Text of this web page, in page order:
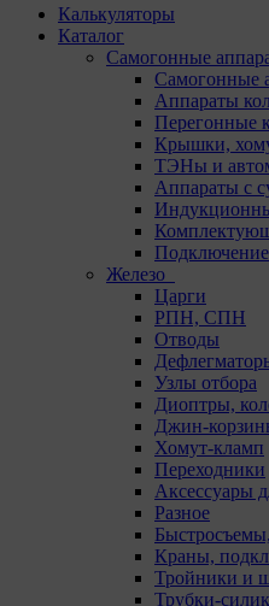
Калькуляторы
Каталог
Самогонные
Самогонные
Аппараты
Перегонные
Крышки,
ТЭНы и
Аппараты с
Подключение
Железо
Царги
РПН, СПН
Отводы
Узлы отбора
Диоптры,
Джин-
Хомут-кламп
Переходники
Аксессуары
Разное
Краны,
Тройники и
Трубки-